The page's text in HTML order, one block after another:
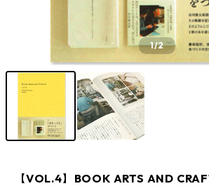
1/2
【VOL.4】BOOK ARTS AND